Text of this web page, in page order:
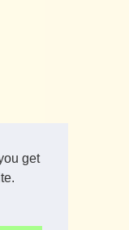
get